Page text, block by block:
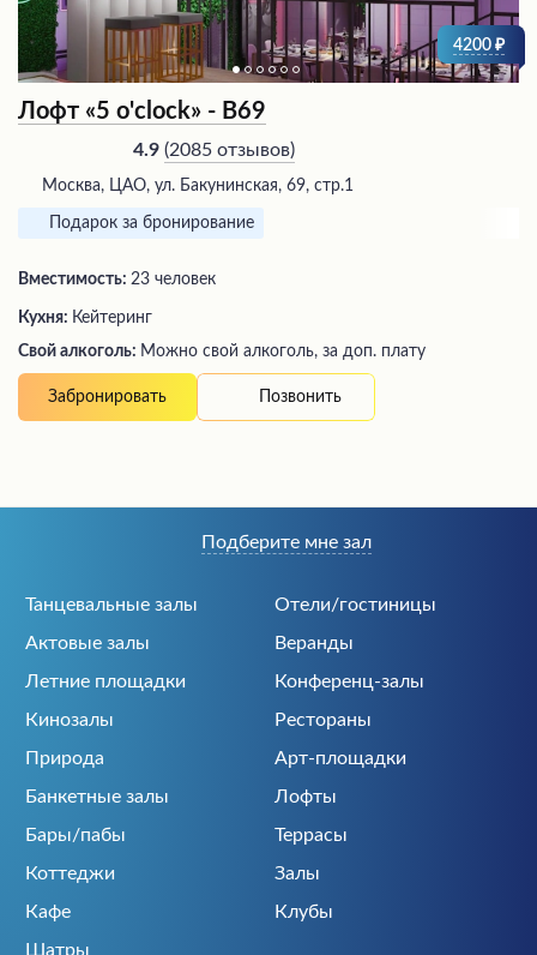
4200
Лофт «5 o'clock» - В69
4.9 (2085 отзывов)
Москва, ЦАО, ул. Бакунинская, 69, стр.1
Подарок за бронирование
Вместимость: 23 человек
Кухня: Кейтеринг
Свой алкоголь: Можно свой алкоголь, за доп. плату
Забронировать Позвонить
Танцевальные залы
Отели/гостиницы
Актовые залы
Веранды
Летние площадки
Конференц-залы
Кинозалы
Рестораны
Природа
Арт-площадки
Банкетные залы
Лофты
Бары/пабы
Террасы
Коттеджи
Залы
Кафе
Клубы
Шатры
Подберите мне зал